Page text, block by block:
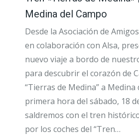
Medina del Campo
Desde la Asociación de
en colaboración con Alsa,
nuevo viaje a bordo de
para descubrir el corazón de
“Tierras de Medina” a Medina
primera hora del sábado, 18
saldremos con el tren
por los coches del “Tren…